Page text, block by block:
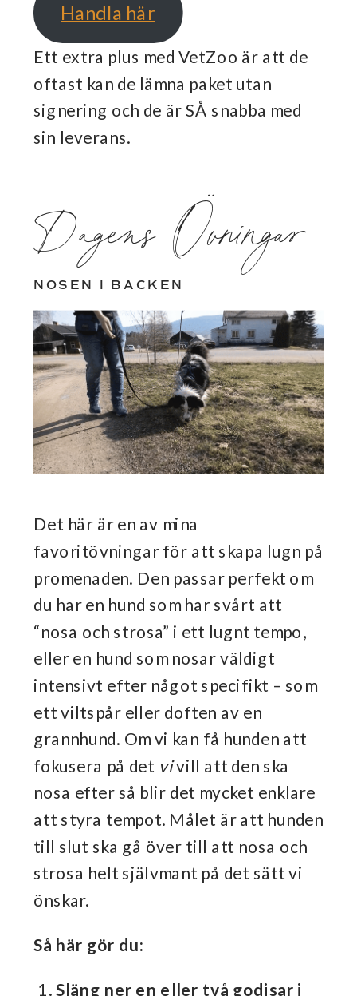
Handla här
Ett extra plus med VetZoo är att de
oftast kan de lämna paket utan
signering och de är SÅ snabba med
sin leverans.
Dagens Övningar
NOSEN I BACKEN
Det här är en av mina
favoritövningar för att skapa lugn på
promenaden. Den passar perfekt om
du har en hund som har svårt att
“nosa och strosa” i ett lugnt tempo,
eller en hund som nosar väldigt
intensivt efter något specifikt – som
ett viltspår eller doften av en
grannhund. Om vi kan få hunden att
fokusera på det vivill att den ska
nosa efter så blir det mycket enklare
att styra tempot. Målet är att hunden
till slut ska gå över till att nosa och
strosa helt självmant på det sätt vi
önskar.
Så här gör du:
Släng ner en eller två godisar i